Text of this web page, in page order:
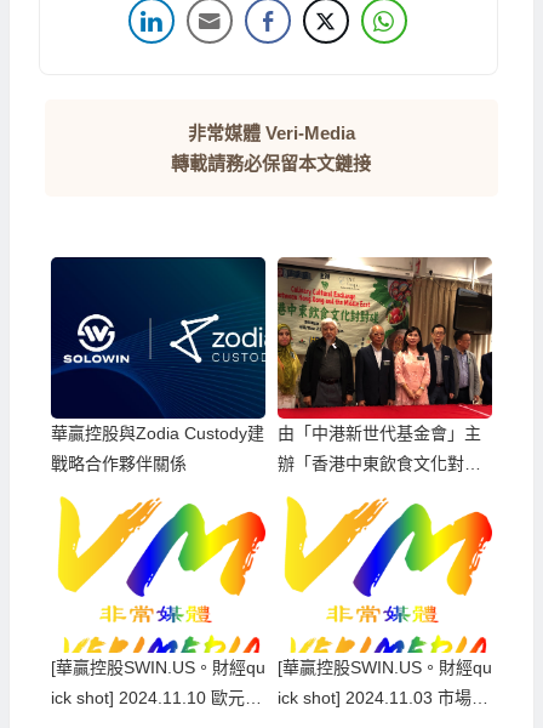
非常媒體 Veri-Media
轉載請務必保留本文鏈接
華贏控股與Zodia Custody建
戰略合作夥伴關係
由「中港新世代基金會」主
辦「香港中東飲食文化對對
碰」活動
[華贏控股SWIN.US。財經qu
ick shot] 2024.11.10 歐元跌
[華贏控股SWIN.US。財經qu
ick shot] 2024.11.03 市場靜